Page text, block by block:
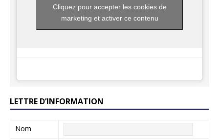
Cliquez pour accepter les cookies de
marketing et activer ce contenu
LETTRE D’INFORMATION
Nom